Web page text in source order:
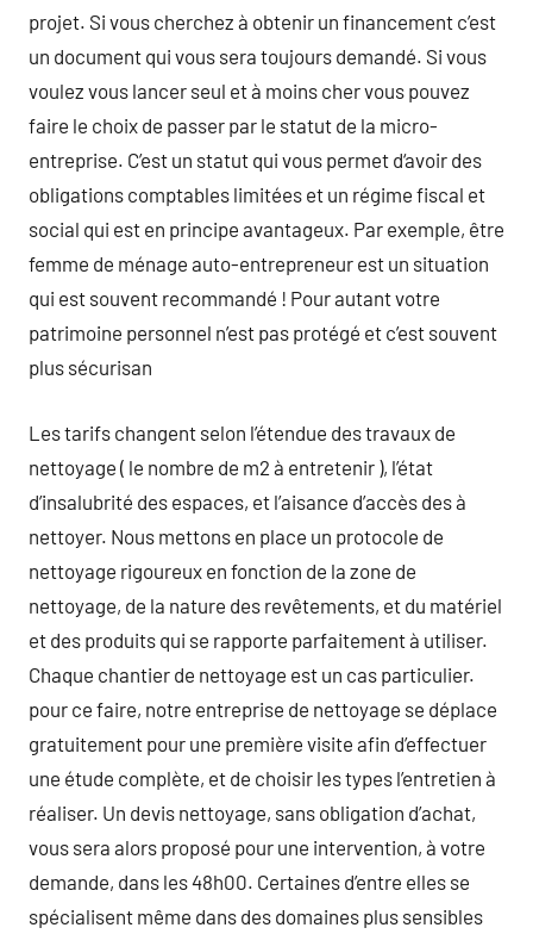
projet. Si vous cherchez à obtenir un financement c’est
un document qui vous sera toujours demandé. Si vous
voulez vous lancer seul et à moins cher vous pouvez
faire le choix de passer par le statut de la micro-
entreprise. C’est un statut qui vous permet d‘avoir des
obligations comptables limitées et un régime fiscal et
social qui est en principe avantageux. Par exemple, être
femme de ménage auto-entrepreneur est un situation
qui est souvent recommandé ! Pour autant votre
patrimoine personnel n’est pas protégé et c’est souvent
plus sécurisan
Les tarifs changent selon l’étendue des travaux de
nettoyage ( le nombre de m2 à entretenir ), l’état
d’insalubrité des espaces, et l’aisance d’accès des à
nettoyer. Nous mettons en place un protocole de
nettoyage rigoureux en fonction de la zone de
nettoyage, de la nature des revêtements, et du matériel
et des produits qui se rapporte parfaitement à utiliser.
Chaque chantier de nettoyage est un cas particulier.
pour ce faire, notre entreprise de nettoyage se déplace
gratuitement pour une première visite afin d’effectuer
une étude complète, et de choisir les types l’entretien à
réaliser. Un devis nettoyage, sans obligation d’achat,
vous sera alors proposé pour une intervention, à votre
demande, dans les 48h00. Certaines d’entre elles se
spécialisent même dans des domaines plus sensibles